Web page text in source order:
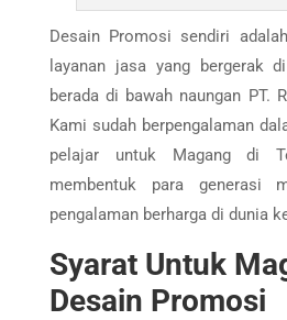
Desain Promosi sendiri
layanan jasa yang bergerak
berada di bawah naungan PT.
Kami sudah berpengalaman
pelajar untuk Magang di
membentuk para generasi
pengalaman berharga di dunia
Syarat Untuk
Desain Promosi